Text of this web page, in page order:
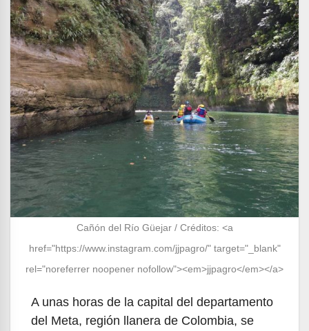
Cañón del Río Güejar / Créditos: <a
href="https://www.instagram.com/jjpagro/" target="_blank"
rel="noreferrer noopener nofollow"><em>jjpagro</em></a>
A unas horas de la capital del departamento
del Meta, región llanera de Colombia, se